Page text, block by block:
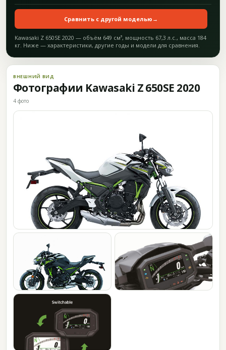
Сравнить с другой моделью →
Kawasaki Z 650SE 2020 — объём 649 см³, мощность 67,3 л.с., масса 184
кг. Ниже — характеристики, другие годы и модели для сравнения.
ВНЕШНИЙ ВИД
Фотографии Kawasaki Z 650SE 2020
4 фото